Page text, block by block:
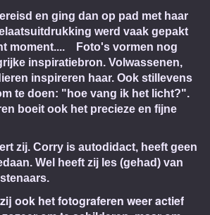
en ging dan op pad met haar
werd vaak gepakt
moment.... Foto's vormen nog
inspiratiebron. Volwassenen,
inspireren haar. Ook stillevens
te doen: "hoe vang ik het licht?".
boeit ook het precieze en fijne
zij. Corry is autodidact, heeft geen
Wel heeft zij les (gehad) van
ook het fotograferen weer actief